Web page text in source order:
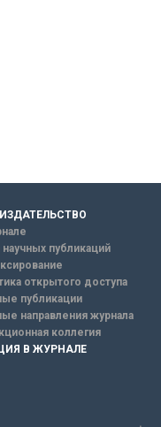
научных публикаций
открытого доступа
публикации
направления журнала
коллегия
В ЖУРНАЛЕ